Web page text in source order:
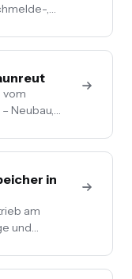
,
Kostenlose
vom
Neubau,
Festpreis
in
am
und